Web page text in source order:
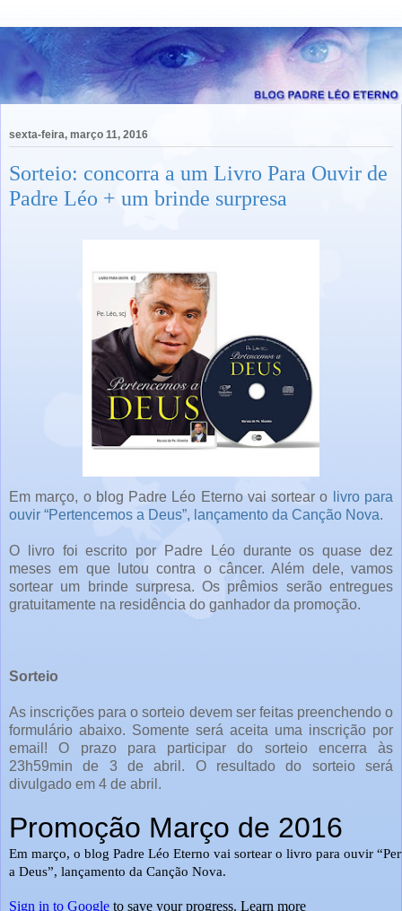
sexta-feira, março 11, 2016
Sorteio: concorra a um Livro Para Ouvir de
Padre Léo + um brinde surpresa
Em março, o blog Padre Léo Eterno vai sortear o
livro para
ouvir “Pertencemos a Deus”, lançamento da Canção Nova.
O livro foi escrito por Padre Léo durante os quase dez
meses em que lutou contra o câncer. Além dele, vamos
sortear um brinde surpresa. Os prêmios serão entregues
gratuitamente na residência do ganhador da promoção.
Sorteio
As inscrições para o sorteio devem ser feitas preenchendo o
formulário abaixo. Somente será aceita uma inscrição por
email! O prazo para participar do sorteio encerra às
23h59min de 3 de abril. O resultado do sorteio será
divulgado em 4 de abril.